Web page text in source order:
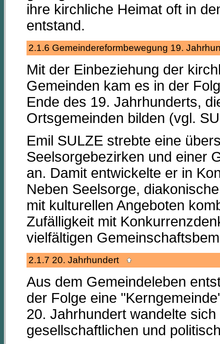
ihre kirchliche Heimat oft in
entstand.
2.1.6 Gemeindereformbewegung 19.
Mit der Einbeziehung der
Gemeinden kam es in der
Ende des 19. Jahrhunderts,
Ortsgemeinden bilden (vgl.
Emil SULZE strebte eine
Seelsorgebezirken und einer
an. Damit entwickelte er in
Neben Seelsorge,
mit kulturellen Angeboten
Zufälligkeit mit
vielfältigen
2.1.7 20. Jahrhundert
Aus dem Gemeindeleben
der Folge eine
20. Jahrhundert wandelte
gesellschaftlichen und